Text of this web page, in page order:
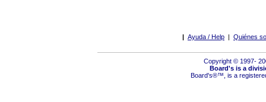
| Ayuda / Help | Quiénes
Copyright © 1997-
Board's is a
Board's®™, is a